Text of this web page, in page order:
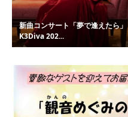
新曲コンサート「夢で逢えたら」
K3Diva 202...